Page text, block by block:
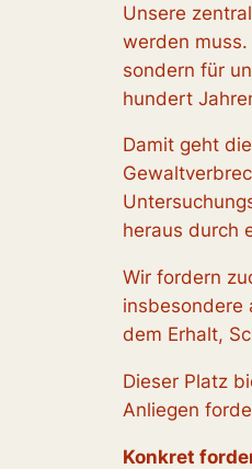
Unsere
werden
sondern für
hundert
Damit geht
heraus durch
Wir fordern
insbesondere
dem Erhalt,
Dieser Platz
Anliegen
Konkret